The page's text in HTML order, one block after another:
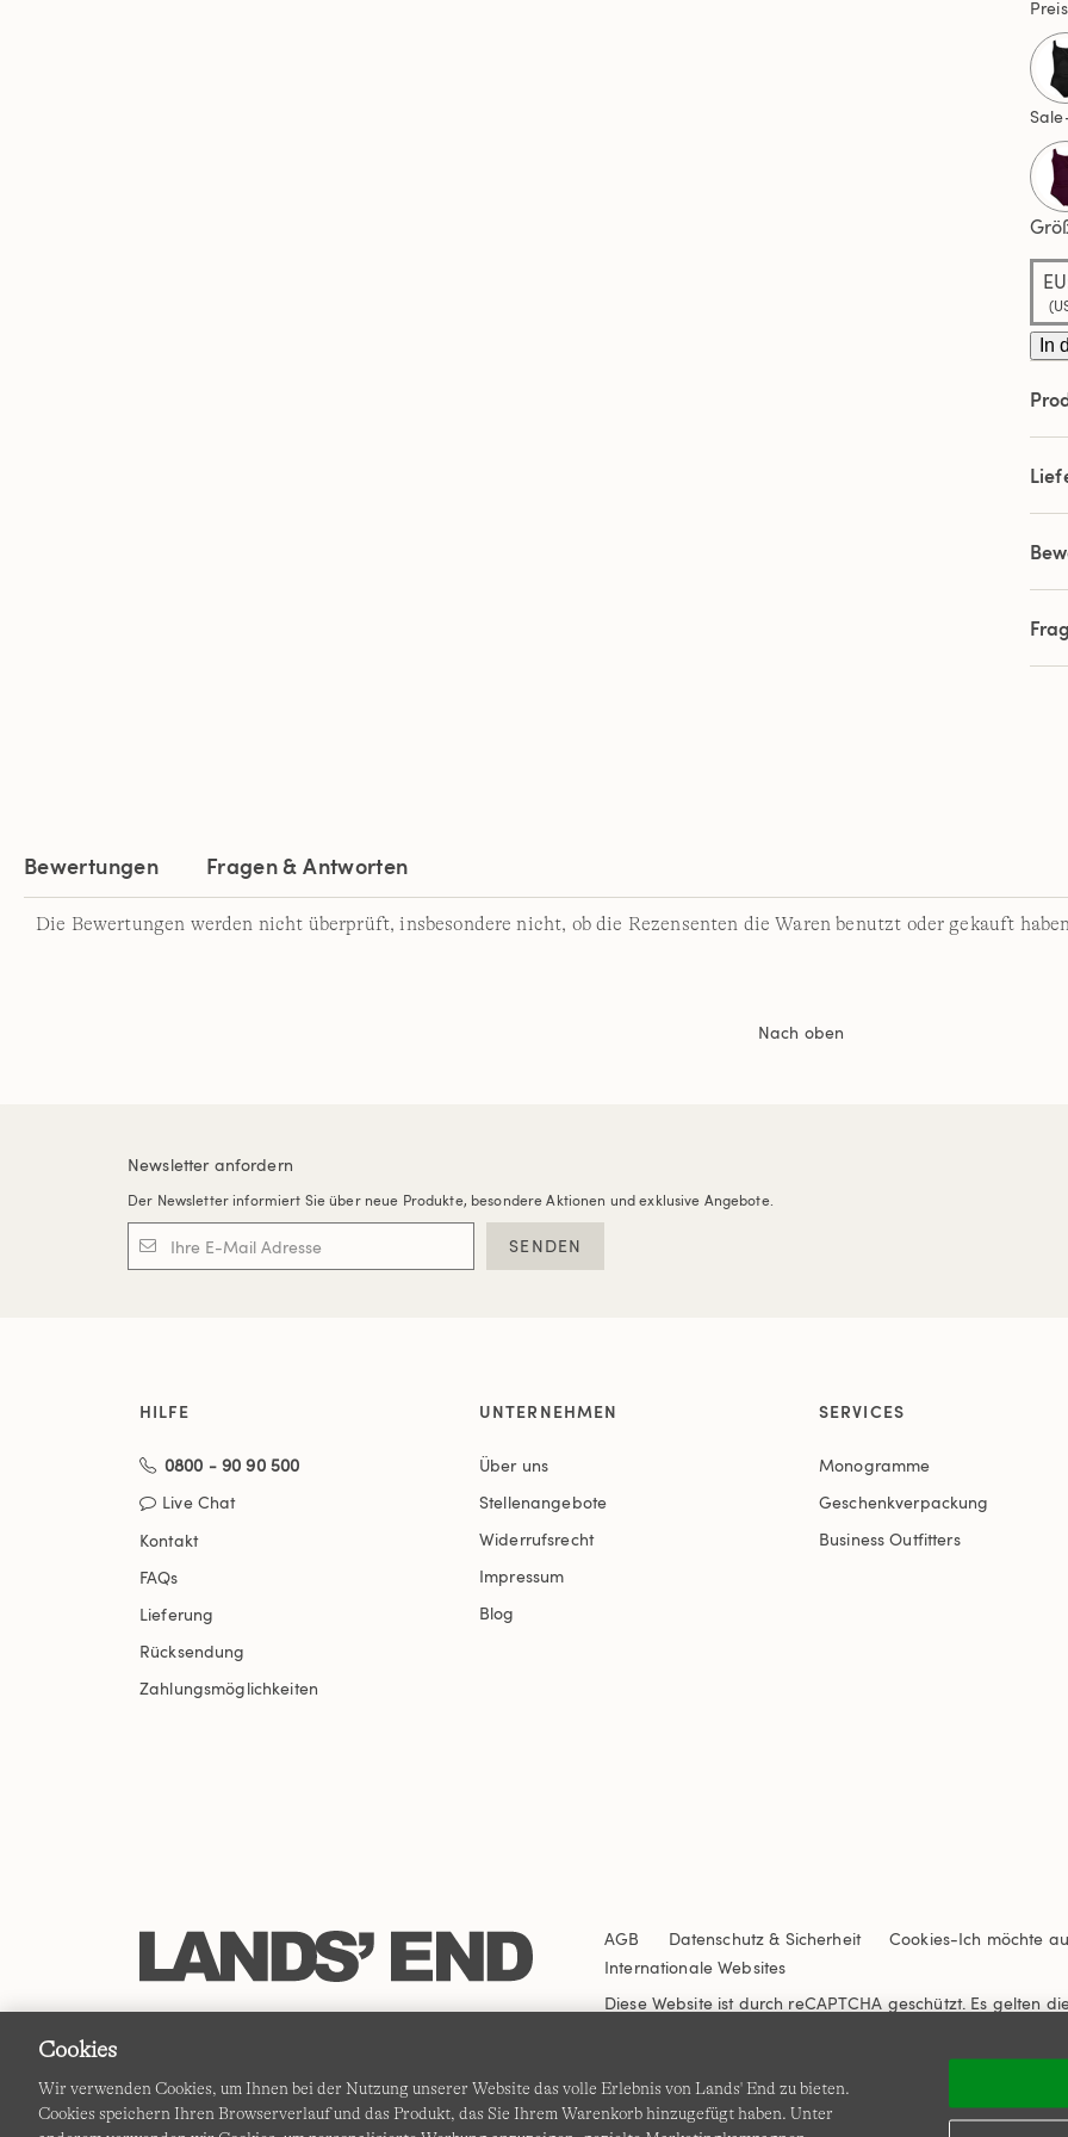
Preis
In
Bewertungen Fragen & Antworten
Die Bewertungen werden nicht überprüft, insbesondere nicht, ob die Rezensenten die Waren benutzt oder gekauft
Nach oben
Newsletter anfordern
Der Newsletter informiert Sie über neue Produkte, besondere Aktionen und exklusive Angebote.
SENDEN
HILFE
0800 - 90 90 500
Live Chat
Kontakt
FAQs
Lieferung
Rücksendung
Zahlungsmöglichkeiten
UNTERNEHMEN
Über uns
Stellenangebote
Widerrufsrecht
Impressum
Blog
SERVICES
Monogramme
Geschenkverpackung
Business Outfitters
AGB Datenschutz & Sicherheit Cookies-Ich möchte
Internationale Websites
Diese Website ist durch reCAPTCHA geschützt. Es gelten
Cookies
Wir verwenden Cookies, um Ihnen bei der Nutzung unserer Website das volle Erlebnis von Lands' End zu bieten.
Cookies speichern Ihren Browserverlauf und das Produkt, das Sie Ihrem Warenkorb hinzugefügt haben. Unter